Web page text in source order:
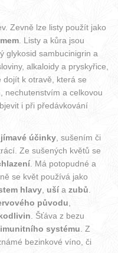
Zevně lze listy použít jako
. Listy a kůra jsou
glykosid sambucinigrin a
alkaloidy a pryskyřice,
dojít k otravě, která se
nechutenstvím a celkovou
i při předávkování
účinky , sušením či
Ze sušených květů se
. Má potopudné a
se květ používá jako
hlavy uší azubů
původu
. Šťáva z bezu
systému . Z
bezinkové víno, či